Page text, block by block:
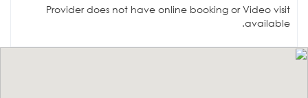
Provider does not have online booking or Video visit
available.